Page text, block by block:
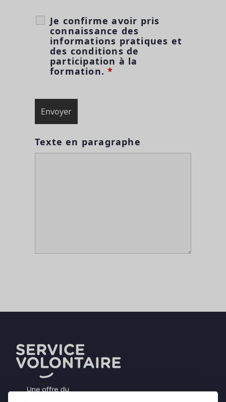
Je confirme avoir pris
connaissance des
informations pratiques et
des conditions de
participation à la
formation.*
Texte en paragraphe